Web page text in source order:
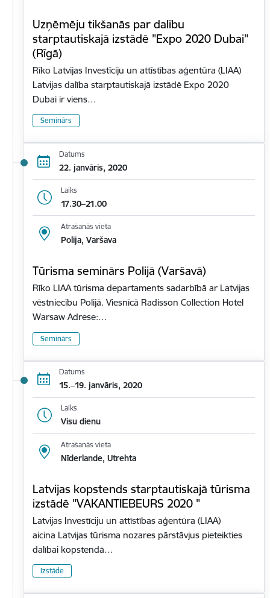
Uzņēmēju tikšanās par dalību
starptautiskajā izstādē "Expo 2020 Dubai"
(Rīgā)
Rīko Latvijas Investīciju un attīstības aģentūra (LIAA)
Latvijas dalība starptautiskajā izstādē Expo 2020
Dubai ir viens…
Seminārs
Datums
22. janvāris, 2020
Laiks
17.30–21.00
Atrašanās vieta
Polija, Varšava
Tūrisma seminārs Polijā (Varšavā)
Rīko LIAA tūrisma departaments sadarbībā ar Latvijas
vēstniecību Polijā. Viesnīcā Radisson Collection Hotel
Warsaw Adrese:…
Seminārs
Datums
15.–19. janvāris, 2020
Laiks
Visu dienu
Atrašanās vieta
Nīderlande, Utrehta
Latvijas kopstends starptautiskajā tūrisma
izstādē "VAKANTIEBEURS 2020 "
Latvijas Investīciju un attīstības aģentūra (LIAA)
aicina Latvijas tūrisma nozares pārstāvjus pieteikties
dalībai kopstendā…
Izstāde